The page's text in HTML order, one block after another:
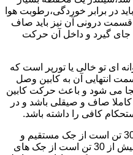
در برابر خوردگی،رطوبت هوا
درونی آن نیز باید صاف
جای گیرد و داخل آن حرکت
ای تو خالی یا تورپر است که
انتهایی آن به کابین وصل
می شود و باعث حرکت کابین
صاف و صیقلی باشد و در
کافی را داشته باشد.
برای آسانسورهایی که ظرفیتشان 30 تن است از جک مستقیم و
برای آسانسورهایی که ظرفیتشان بیش از 30 تن است از جک های